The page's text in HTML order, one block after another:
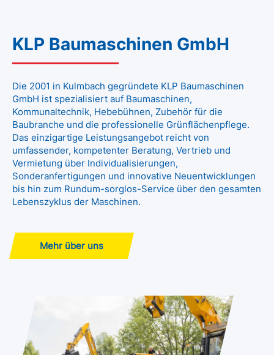
KLP Baumaschinen GmbH
Die 2001 in Kulmbach gegründete KLP Baumaschinen
GmbH ist spezialisiert auf Baumaschinen,
Kommunaltechnik, Hebebühnen, Zubehör für die
Baubranche und die professionelle Grünflächenpflege.
Das einzigartige Leistungsangebot reicht von
umfassender, kompetenter Beratung, Vertrieb und
Vermietung über Individualisierungen,
Sonderanfertigungen und innovative Neuentwicklungen
bis hin zum Rundum-sorglos-Service über den gesamten
Lebenszyklus der Maschinen.
Mehr über uns